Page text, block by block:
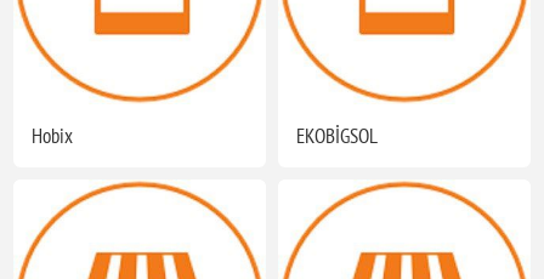
Hobix EKOBİGSOL